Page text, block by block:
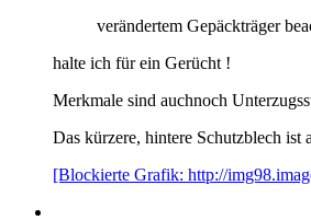
verändertem Gepäckträger
halte ich für ein Gerücht !
Merkmale sind auchnoch
Das kürzere, hintere Schutzblech ist
[Blockierte Grafik: http://